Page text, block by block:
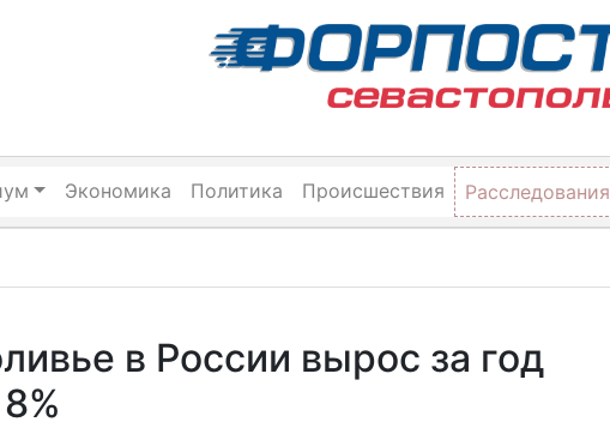
Экономика Политика Происшествия Расследования
в России вырос за год